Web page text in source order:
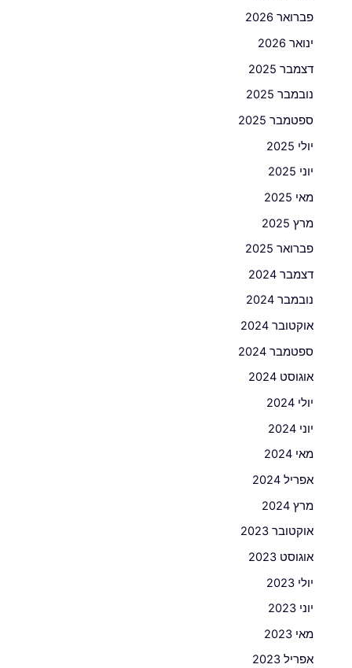
פברואר 2026
ינואר 2026
דצמבר 2025
נובמבר 2025
ספטמבר 2025
יולי 2025
יוני 2025
מאי 2025
מרץ 2025
פברואר 2025
דצמבר 2024
נובמבר 2024
אוקטובר 2024
ספטמבר 2024
אוגוסט 2024
יולי 2024
יוני 2024
מאי 2024
אפריל 2024
מרץ 2024
אוקטובר 2023
אוגוסט 2023
יולי 2023
יוני 2023
מאי 2023
אפריל 2023